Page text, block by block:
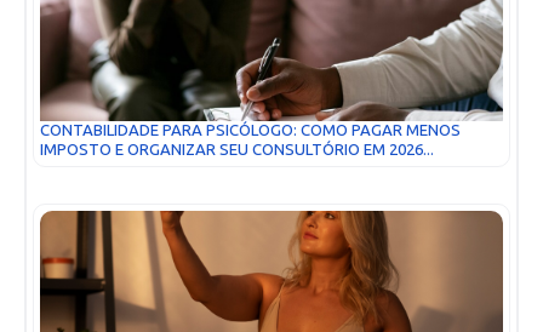
CONTABILIDADE PARA PSICÓLOGO: COMO PAGAR MENOS
IMPOSTO E ORGANIZAR SEU CONSULTÓRIO EM 2026...